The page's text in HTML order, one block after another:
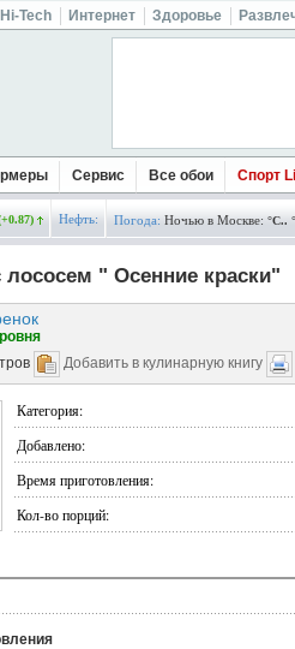
Hi-Tech Интернет Здоровье
Сервис Все обои Спорт
Нефть: Погода: Ночью в Москве: °C..
лососем " Осенние краски"
Добавить в кулинарную книгу
Категория:
Добавлено:
Время приготовления:
Кол-во порций: